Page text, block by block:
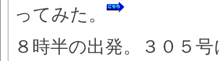
ってみた。
８時半の出発。３０５